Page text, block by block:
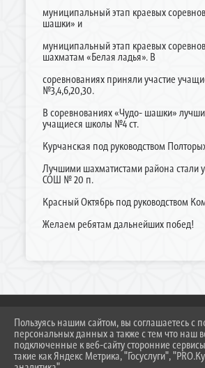
муниципальный этап краевых
шашки» и
муниципальный этап краевых
шахматам «Белая ладья». В
соревнованиях приняли участие
№3,4,6,20,30.
В соревнованиях «Чудо- шашки»
учащиеся школы №4 ст.
Курчанская под руководством
Лучшими шахматистами района
СОШ № 20 п.
Красный Октябрь под руководством
Желаем ребятам дальнейших побед!
2026 Г. DUSSH.TEMR23.RU
ВХОД
Пользуясь нашим сайтом, вы соглашаетесь с
персональных данных а также с тем что наш
подключенные к веб-сайту сторонние
такие как Яндекс Метрика, "Госуслуги",